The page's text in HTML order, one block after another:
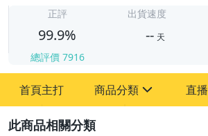
正評
99.9%
總評價 7916
出貨速度
-- 天
首頁主打 商品分類
圖書/影音/文具
直